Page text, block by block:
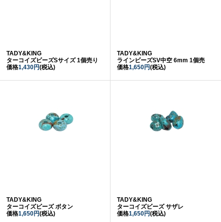
TADY&KING
ターコイズビーズSサイズ 1個売り
価格1,430円(税込)
TADY&KING
ラインビーズSV中空 6mm 1個売
価格1,650円(税込)
TADY&KING
ターコイズビーズ ボタン
価格1,650円(税込)
TADY&KING
ターコイズビーズ サザレ
価格1,650円(税込)